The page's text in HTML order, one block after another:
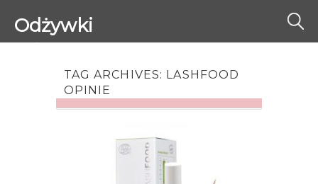
Odżywki
TAG ARCHIVES: LASHFOOD
OPINIE